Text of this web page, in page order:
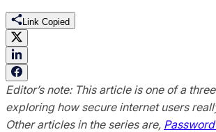
Link Copied
Editor’s note: This article is one of a
exploring how secure internet users
Other articles in the series are,